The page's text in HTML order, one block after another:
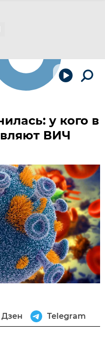
у кого в
ВИЧ
Дзен Telegram